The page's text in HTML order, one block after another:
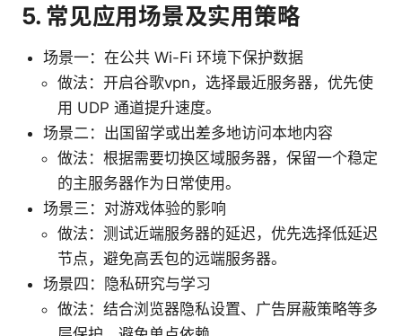
5. 常见应用场景及实用策略
场景一：在公共 Wi-Fi 环境下保护数据
做法：开启谷歌vpn，选择最近服务器，优先使
用 UDP 通道提升速度。
场景二：出国留学或出差多地访问本地内容
做法：根据需要切换区域服务器，保留一个稳定
的主服务器作为日常使用。
场景三：对游戏体验的影响
做法：测试近端服务器的延迟，优先选择低延迟
节点，避免高丢包的远端服务器。
场景四：隐私研究与学习
做法：结合浏览器隐私设置、广告屏蔽策略等多